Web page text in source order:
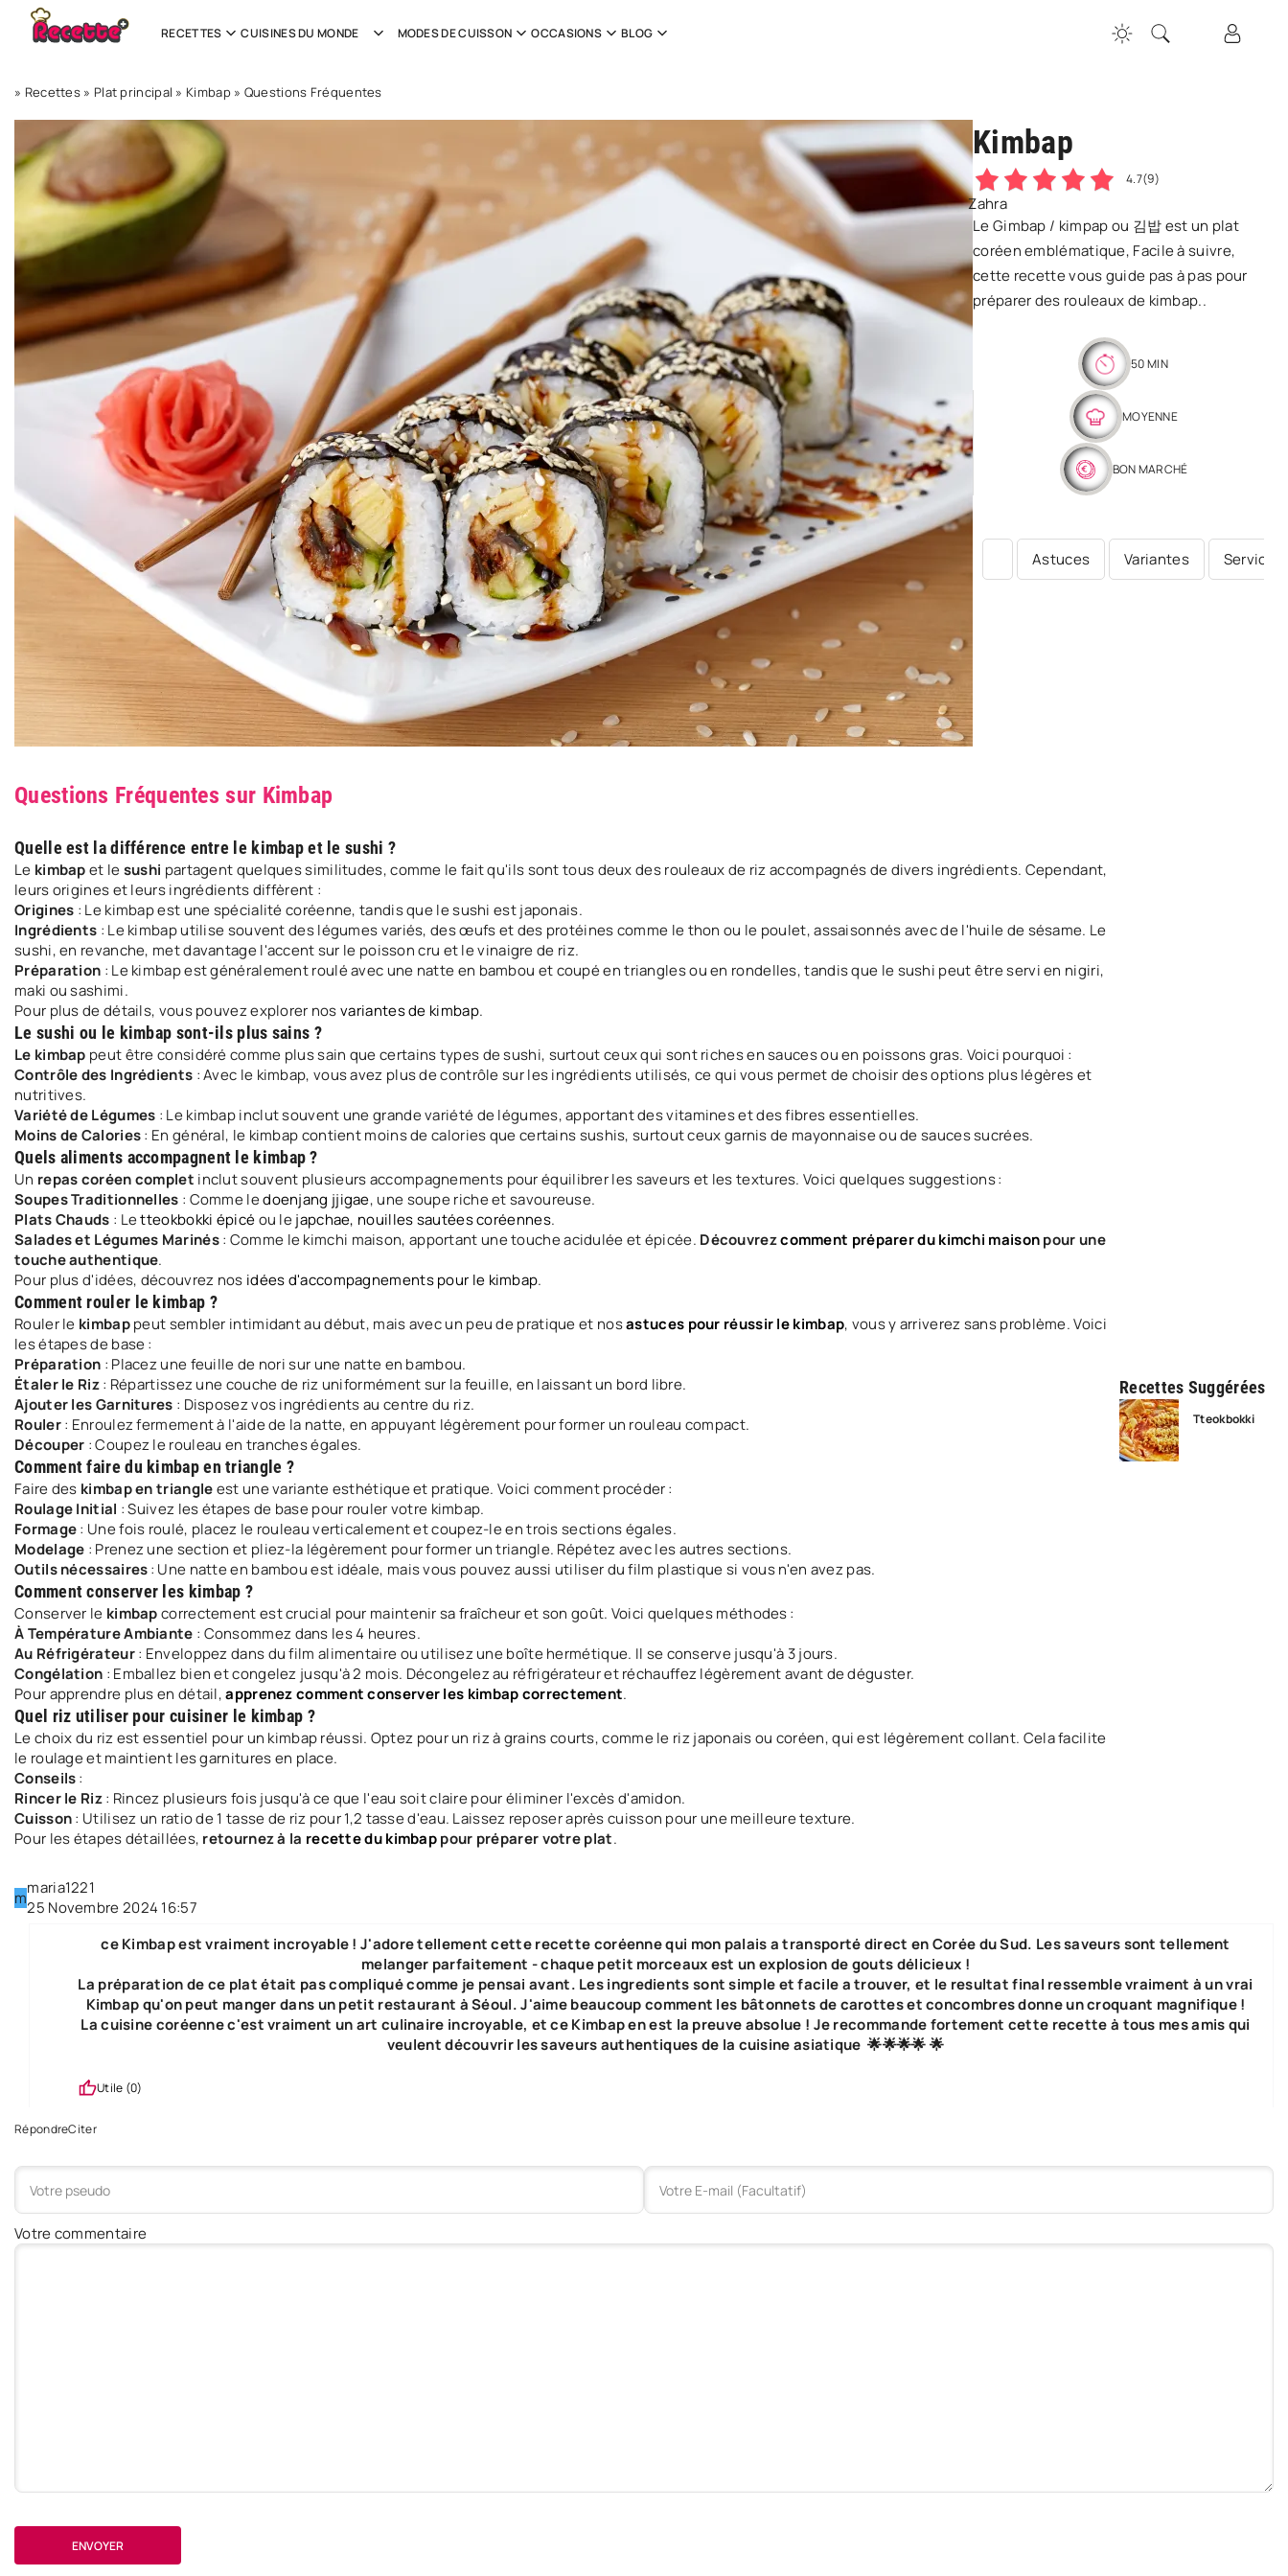
RECETTES CUISINES DU MONDE MODES DE CUISSON OCCASIONS BLOG
» Recettes » Plat principal » Kimbap» Questions Fréquentes
Kimbap
4.7(9)
Zahra
Le Gimbap / kimpap ou 김밥 est un plat
coréen emblématique, Facile à suivre,
cette recette vous guide pas à pas pour
préparer des rouleaux de kimbap..
50 MIN
MOYENNE
BON MARCHÉ
Astuces Variantes Service
Questions Fréquentes sur Kimbap
Quelle est la différence entre le kimbap et le sushi ?
Le kimbapet lesushi partagent quelques similitudes, comme le fait qu'ils sont tous deux des rouleaux de riz accompagnés de divers ingrédients. Cependant,
leurs origines et leurs ingrédients diffèrent :
Origines : Le kimbap est une spécialité coréenne, tandis que le sushi est japonais.
Ingrédients : Le kimbap utilise souvent des légumes variés, des œufs et des protéines comme le thon ou le poulet, assaisonnés avec de l'huile de sésame. Le
sushi, en revanche, met davantage l'accent sur le poisson cru et le vinaigre de riz.
Préparation : Le kimbap est généralement roulé avec une natte en bambou et coupé en triangles ou en rondelles, tandis que le sushi peut être servi en nigiri,
maki ou sashimi.
Pour plus de détails, vous pouvez explorer nosvariantes de kimbap.
Le sushi ou le kimbap sont-ils plus sains ?
Le kimbap peut être considéré comme plus sain que certains types de sushi, surtout ceux qui sont riches en sauces ou en poissons gras. Voici pourquoi :
Contrôle des Ingrédients : Avec le kimbap, vous avez plus de contrôle sur les ingrédients utilisés, ce qui vous permet de choisir des options plus légères et
nutritives.
Variété de Légumes : Le kimbap inclut souvent une grande variété de légumes, apportant des vitamines et des fibres essentielles.
Moins de Calories: En général, le kimbap contient moins de calories que certains sushis, surtout ceux garnis de mayonnaise ou de sauces sucrées.
Quels aliments accompagnent le kimbap ?
Un repas coréen complet inclut souvent plusieurs accompagnements pour équilibrer les saveurs et les textures. Voici quelques suggestions :
Soupes Traditionnelles : Comme ledoenjang jjigae, une soupe riche et savoureuse.
Plats Chauds : Letteokbokki épicéou lejapchae, nouilles sautées coréennes.
Salades et Légumes Marinés: Comme le kimchi maison, apportant une touche acidulée et épicée. Découvrezcomment préparer du kimchi maisonpour une
touche authentique.
Pour plus d'idées, découvrez nos idées d'accompagnements pour le kimbap.
Comment rouler le kimbap ?
Rouler le kimbappeut sembler intimidant au début, mais avec un peu de pratique et nosastuces pour réussir le kimbap, vous y arriverez sans problème. Voici
les étapes de base :
Préparation : Placez une feuille de nori sur une natte en bambou.
Étaler le Riz: Répartissez une couche de riz uniformément sur la feuille, en laissant un bord libre.
Ajouter les Garnitures : Disposez vos ingrédients au centre du riz.
Rouler: Enroulez fermement à l'aide de la natte, en appuyant légèrement pour former un rouleau compact.
Découper : Coupez le rouleau en tranches égales.
Comment faire du kimbap en triangle ?
Faire des kimbap en triangleest une variante esthétique et pratique. Voici comment procéder :
Roulage Initial : Suivez les étapes de base pour rouler votre kimbap.
Formage: Une fois roulé, placez le rouleau verticalement et coupez-le en trois sections égales.
Modelage : Prenez une section et pliez-la légèrement pour former un triangle. Répétez avec les autres sections.
Outils nécessaires: Une natte en bambou est idéale, mais vous pouvez aussi utiliser du film plastique si vous n'en avez pas.
Comment conserver les kimbap ?
Conserver le kimbapcorrectement est crucial pour maintenir sa fraîcheur et son goût. Voici quelques méthodes :
À Température Ambiante : Consommez dans les 4 heures.
Au Réfrigérateur: Enveloppez dans du film alimentaire ou utilisez une boîte hermétique. Il se conserve jusqu'à 3 jours.
Congélation : Emballez bien et congelez jusqu'à 2 mois. Décongelez au réfrigérateur et réchauffez légèrement avant de déguster.
Pour apprendre plus en détail,apprenez comment conserver les kimbap correctement.
Quel riz utiliser pour cuisiner le kimbap ?
Le choix du riz est essentiel pour un kimbap réussi. Optez pour un riz à grains courts, comme le riz japonais ou coréen, qui est légèrement collant. Cela facilite
le roulage et maintient les garnitures en place.
Conseils:
Rincer le Riz: Rincez plusieurs fois jusqu'à ce que l'eau soit claire pour éliminer l'excès d'amidon.
Cuisson: Utilisez un ratio de 1 tasse de riz pour 1,2 tasse d'eau. Laissez reposer après cuisson pour une meilleure texture.
Pour les étapes détaillées, retournez à la recette du kimbappour préparer votre plat.
Recettes Suggérées
Tteokbokki
mmaria1221
25 Novembre 2024 16:57
ce Kimbap est vraiment incroyable ! J'adore tellement cette recette coréenne qui mon palais a transporté direct en Corée du Sud. Les saveurs sont tellement
melanger parfaitement - chaque petit morceaux est un explosion de gouts délicieux !
La préparation de ce plat était pas compliqué comme je pensai avant. Les ingredients sont simple et facile a trouver, et le resultat final ressemble vraiment à un vrai
Kimbap qu'on peut manger dans un petit restaurant à Séoul. J'aime beaucoup comment les bâtonnets de carottes et concombres donne un croquant magnifique !
La cuisine coréenne c'est vraiment un art culinaire incroyable, et ce Kimbap en est la preuve absolue ! Je recommande fortement cette recette à tous mes amis qui
veulent découvrir les saveurs authentiques de la cuisine asiatique 🌟🌟🌟🌟 🌟
Utile (0)
RépondreCiter
Votre commentaire
ENVOYER